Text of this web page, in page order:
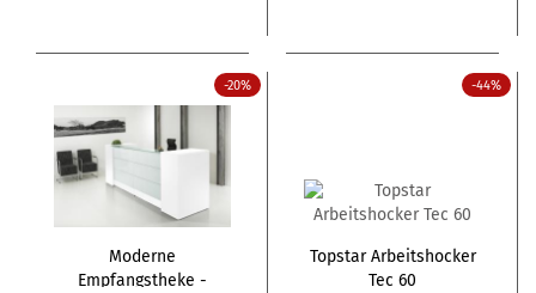
-20%
Moderne
Empfangstheke -
-44%
Topstar Arbeitshocker
Tec 60